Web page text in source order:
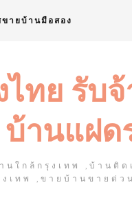
ายบ้านมือสอง
ทย รับ
บ้านแฝ
ใกล้กรุงเทพ ,บ้าน
งเทพ ,ขายบ้านขายด่ว